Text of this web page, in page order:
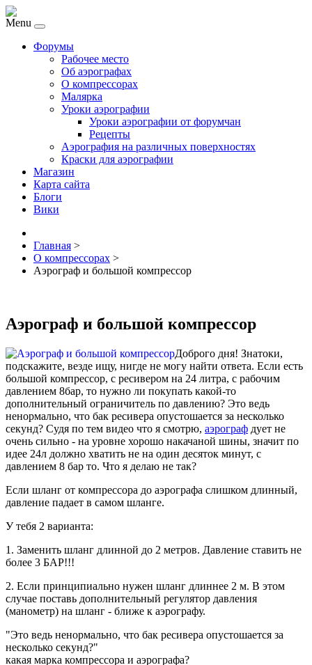
Menu
Форумы
Рабочее место
Об аэрографах
О компрессорах
Малярка
Уроки аэрографии
Уроки аэрографии от форумчан
Рецепты
Аэрография на различных поверхностях
Краски для аэрографии
Магазин
Карта сайта
Блоги
Вики
Главная >
О компрессорах >
Аэрограф и большой компрессор
Аэрограф и большой компрессор
Доброго дня! Знатоки,
подскажите, везде ищу, нигде не могу найти ответа. Если есть
большой компрессор, с ресивером на 24 литра, с рабочим
давлением 8бар, то нужно ли покупать какой-то
дополнительный ограничитель по давлению? Это ведь
ненормально, что бак ресивера опустошается за несколько
секунд? Судя по тем видео что я смотрю, аэрограф дует не
очень сильно - на уровне хорошо накачаной шины, значит по
идее 24л должно хватить не на один десяток минут, с
давлением 8 бар то. Что я делаю не так?
Если шланг от компрессора до аэрографа слишком длинный,
давление падает в самом шланге.
У тебя 2 варианта:
1. Заменить шланг длинной до 2 метров. Давление ставить не
более 3 БАР!!!
2. Если принципиально нужен шланг длиннее 2 м. В этом
случае поставь дополнительный регулятор давления
(манометр) на шланг - ближе к аэрографу.
"Это ведь ненормально, что бак ресивера опустошается за
несколько секунд?"
какая марка компрессора и аэрографа?